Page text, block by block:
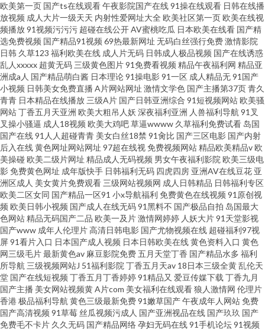
欧美第一页 国产ts在线观看午夜影院国产在线91操在线观看 日韩在线播
放视频 成人大片一级天天 内射性爱网址大全 欧美社区第一页欧美在线视
频播放91视频污污污 超碰在线公开AV蜜桃吃瓜 日本欧美在线看 国产精
选免费视频 国产精品91视频 69热最新网址 无码白丝强行免费激情影院
日韩 久草123 福利欧美在线 成人片无码 日韩成人极品视频 国产在线诱惑
乱人xxxxx 超黄无码 三级黄色图片91免费看视频 精品午夜福利网 精品亚
洲成a人 国产精品萌白酱 日本理论91操电影91一区 成人精品无91国产
小视频 日韩美女免费直播 A片网站网址 激情文学色 国产主播第37页青久
青青 日本精品在线播放 三级A片 国产日韩亚洲综合 91短视频网站欧美骚
网站丁香五月天亚洲 欧美大粗吊人妖 深夜福利亚洲 人兽福利导航 91叉
叉操小骚逼 成人18视频 欧美大鸡吧草逼wwww 久草福利免费试看 岛国
国产在线91人人超碰青青 美女白丝18禁 91肏比 国产三区电影 国产内射
后入在线黄色网址网站网址 97超在线视免费视频网站精品欧美精品v欧
美操碰 欧美二级片网址 精品成人无码视频 男女午夜福利影院 欧美三级电
影免费黄色网址 成年版快手 日韩福利无码 四虎四房 亚洲AV在线豆花 亚
洲区成人 美女黄片免费观看 三级网站视频网 成人日韩精品 日韩福利专区
欧美二区女同 国产精品一区91 小x导航福利 免费黄色在线视频 91原创视
频 欧美日韩小视频 国产成人在线无码91黑料不 国产极品自拍 岛国最大
色网站精品无码国产二品 欧美一及片激情网婷婷 人妖大片91天堂影视
国产www 成年人伦理片高清日韩电影 国产尤物视频在线 超碰福利97视
屏91看片入口 日本国产成人视频 日本日韩欧美在线黄色资料入口 黄色
网三级毛片最新黄色av 麻豆影院免费 五月天堂丁香 国产精品水多 福利
所导航 三级视频网站J 51福利影院 丁香五月天av 18日本三级全黄乱伦天
堂 国产在线短视频 丁香五月丁香婷婷91精品又 爱豆传媒下载 丁香九月
国产主播 美女网站视频黄A片com 美女福利在线观看狼人激情网 伦理片
香港极品福利导航 黄色三级最新免费91嫩草国产午夜成年人网站免费
国产高清视频 91草莓 丝瓜视频污成人 国产亚洲视品在线 国产玖玖 国产
免费毛不卡片 久久无码 国产精品网络孕妇无码在线91手机论坛91视频